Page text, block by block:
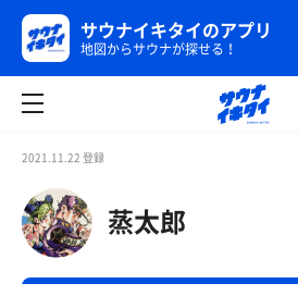
サウナイキタイのアプリ
地図からサウナが探せる！
2021.11.22 登録
蒸太郎